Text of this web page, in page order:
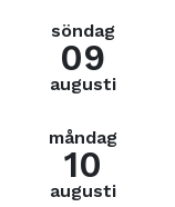
söndag
09
augusti
måndag
10
augusti